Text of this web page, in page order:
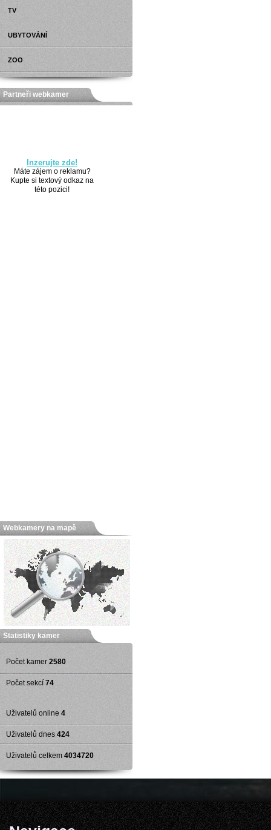
TV
UBYTOVÁNÍ
ZOO
Partneři webkamer
Inzerujte zde!
Máte zájem o reklamu?
Kupte si textový odkaz na
této pozici!
Webkamery na mapě
Statistiky kamer
Počet kamer 2580
Počet sekcí 74
Uživatelů online 4
Uživatelů dnes 424
Uživatelů celkem 4034720